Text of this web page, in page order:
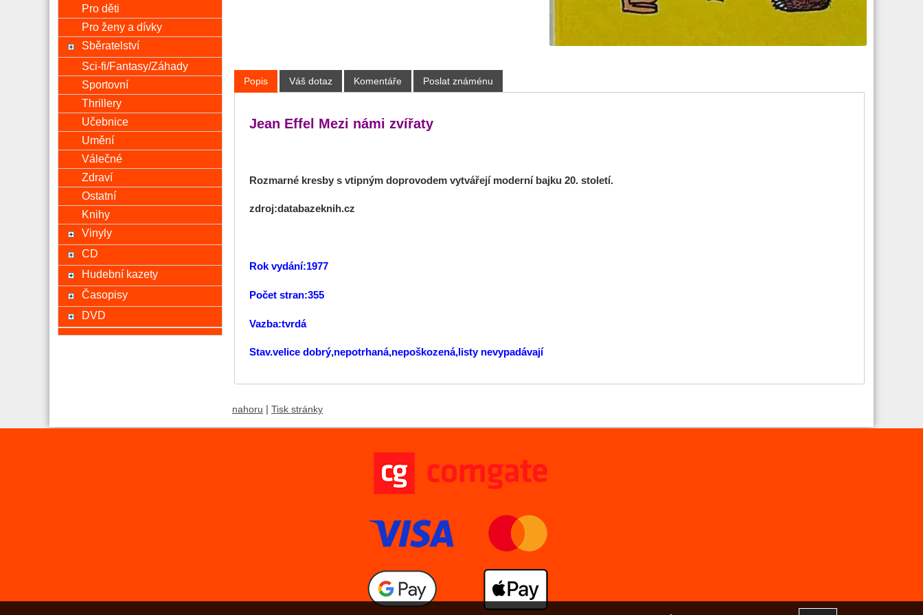
Popis Váš dotaz Komentáře Poslat známénu
Jean Effel Mezi námi zvířaty
Rozmarné kresby s vtipným doprovodem vytvářejí moderní bajku 20. století.
zdroj:databazeknih.cz
Rok vydání:1977
Počet stran:355
Vazba:tvrdá
Stav.velice dobrý,nepotrhaná,nepoškozená,listy nevypadávají
nahoru Tisk stránky
Pro děti
Pro ženy a dívky
Sběratelství
Sci-fi/Fantasy/Záhady
Sportovní
Thrillery
Učebnice
Umění
Válečné
Zdraví
Ostatní
Knihy
Vinyly
CD
Hudební kazety
Časopisy
DVD